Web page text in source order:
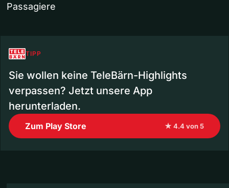
Passagiere
TIPP
Sie wollen keine TeleBärn-Highlights
verpassen? Jetzt unsere App
herunterladen.
Zum Play Store ★ 4.4 von 5